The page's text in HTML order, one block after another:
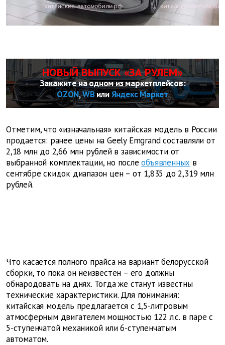
НОВЫЙ ВЫПУСК «ЗА РУЛЕМ»
Закажите на одном из маркетплейсов:
OZON,WBилиЯндекс Маркет
Отметим, что «изначальная» китайская модель в России
продается: ранее цены на Geely Emgrand составляли от
2,18 млн до 2,66 млн рублей в зависимости от
выбранной комплектации, но после объявленных в
сентябре скидок диапазон цен – от 1,835 до 2,319 млн
рублей.
Что касается полного прайса на вариант белорусской
сборки, то пока он неизвестен – его должны
обнародовать на днях. Тогда же станут известны
технические характеристики. Для понимания:
китайская модель предлагается с 1,5-литровым
атмосферным двигателем мощностью 122 л.с. в паре с
5-ступенчатой механикой или 6-ступенчатым
автоматом.